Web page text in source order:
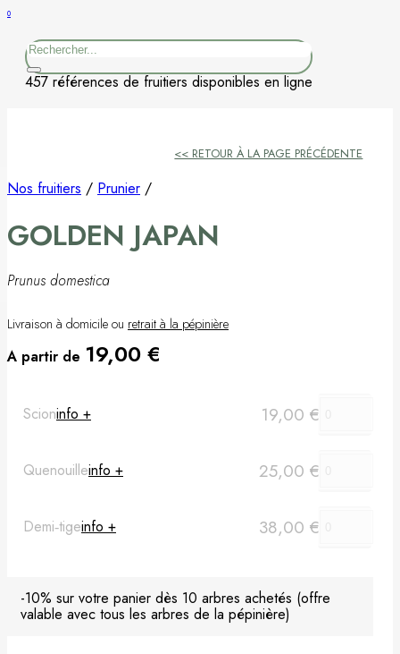
Kaki
Noisetier
Prunier
Porte-greffes & greffons
Carte cadeau
0
Rechercher
457 références de fruitiers disponibles en ligne
Nos fruitiers / Prunier /
GOLDEN JAPAN
Prunus domestica
Livraison à domicile ou retrait à la pépinière
A partir de 19,00 €
Scioninfo + 19,00 €
Quenouilleinfo + 25,00 €
Demi‑tigeinfo + 38,00 €
-10% sur votre panier dès 10 arbres achetés (offre
valable avec tous les arbres de la pépinière)
<< RETOUR À LA PAGE PRÉCÉDENTE